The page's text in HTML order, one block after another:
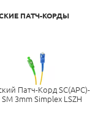
ПАТЧ-КОРДЫ
Патч-Корд SC(APC)-
SM 3mm Simplex LSZH